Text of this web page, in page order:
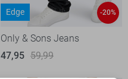
Edge -20%
Only & Sons Jeans
47,95 59,99